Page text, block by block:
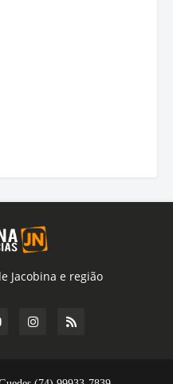
Jacobina e região